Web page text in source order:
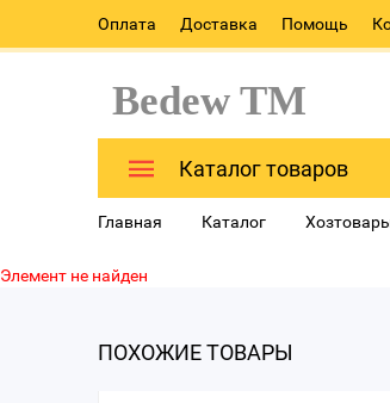
Оплата Доставка Помощь
Bedew TM
Каталог товаров
Главная Каталог
Элемент не найден
ПОХОЖИЕ ТОВАРЫ